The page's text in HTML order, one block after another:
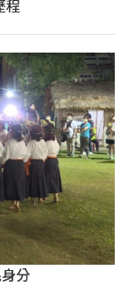
程
分